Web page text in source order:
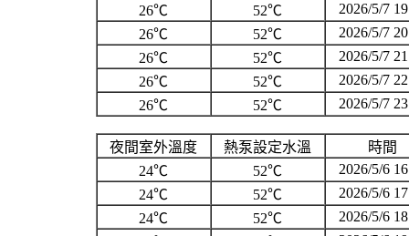
26℃
52℃
2026/5/7
26℃
52℃
2026/5/7
26℃
52℃
2026/5/7
26℃
52℃
2026/5/7
26℃
52℃ 2026/5/7
夜間室外溫度 熱泵設定水溫
時間
24℃
52℃
2026/5/6
24℃
52℃
2026/5/6
24℃
52℃
2026/5/6